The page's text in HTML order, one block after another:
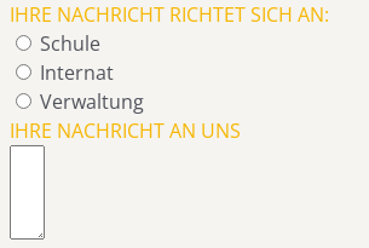
IHRE NACHRICHT RICHTET SICH AN:
Schule
Internat
Verwaltung
IHRE NACHRICHT AN UNS